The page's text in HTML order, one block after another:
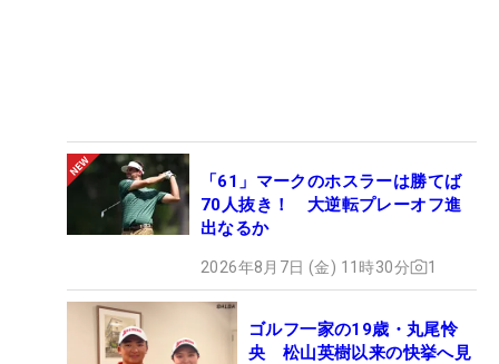
「61」マークのホスラーは勝てば
70人抜き！ 大逆転プレーオフ進
出なるか
2026年8月7日 (金) 11時30分 1
ゴルフ一家の19歳・丸尾怜
央 松山英樹以来の快挙へ見